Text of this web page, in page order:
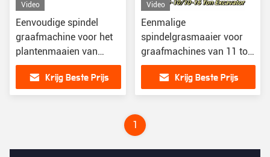
Video
Eenvoudige spindel
graafmachine voor het
plantenmaaien van
graafmachines van 5 tot
10 ton
Krijg Beste Prijs
Video
Eenmalige
spindelgrasmaaier voor
graafmachines van 11 tot
16 ton
Krijg Beste Prijs
1